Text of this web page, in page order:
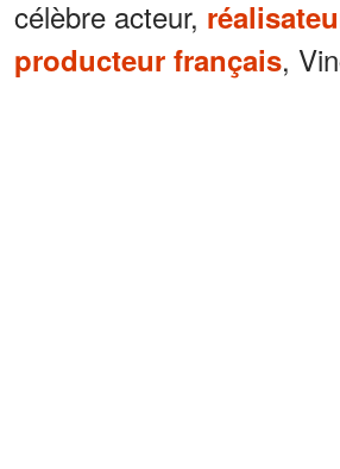
célèbre acteur,
producteur français,